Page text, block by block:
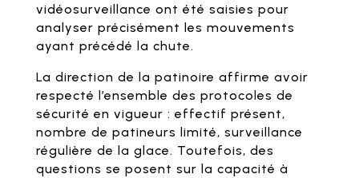
vidéosurveillance ont été saisies pour
analyser précisément les mouvements
ayant précédé la chute.
La direction de la patinoire affirme avoir
respecté l’ensemble des protocoles de
sécurité en vigueur : effectif présent,
nombre de patineurs limité, surveillance
régulière de la glace. Toutefois, des
questions se posent sur la capacité à